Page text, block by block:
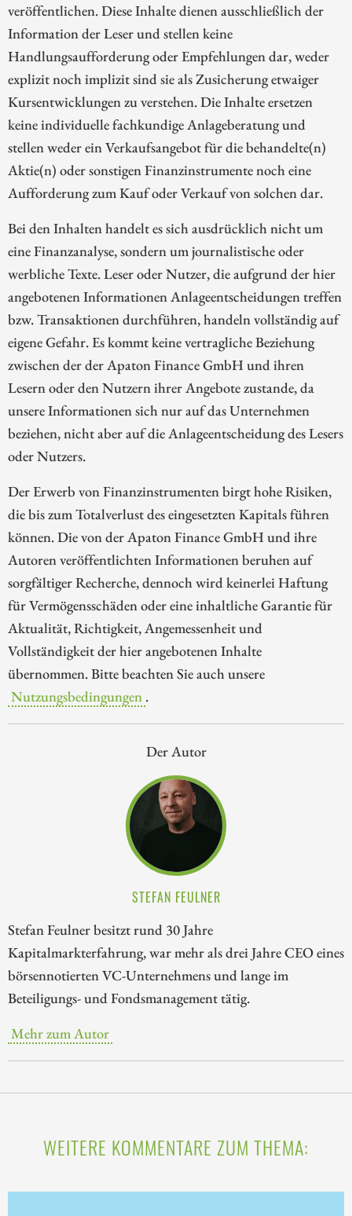
veröffentlichen. Diese Inhalte dienen ausschließlich der
Information der Leser und stellen keine
Handlungsaufforderung oder Empfehlungen dar, weder
explizit noch implizit sind sie als Zusicherung etwaiger
Kursentwicklungen zu verstehen. Die Inhalte ersetzen
keine individuelle fachkundige Anlageberatung und
stellen weder ein Verkaufsangebot für die behandelte(n)
Aktie(n) oder sonstigen Finanzinstrumente noch eine
Aufforderung zum Kauf oder Verkauf von solchen dar.
Bei den Inhalten handelt es sich ausdrücklich nicht um
eine Finanzanalyse, sondern um journalistische oder
werbliche Texte. Leser oder Nutzer, die aufgrund der hier
angebotenen Informationen Anlageentscheidungen treffen
bzw. Transaktionen durchführen, handeln vollständig auf
eigene Gefahr. Es kommt keine vertragliche Beziehung
zwischen der der Apaton Finance GmbH und ihren
Lesern oder den Nutzern ihrer Angebote zustande, da
unsere Informationen sich nur auf das Unternehmen
beziehen, nicht aber auf die Anlageentscheidung des Lesers
oder Nutzers.
Der Erwerb von Finanzinstrumenten birgt hohe Risiken,
die bis zum Totalverlust des eingesetzten Kapitals führen
können. Die von der Apaton Finance GmbH und ihre
Autoren veröffentlichten Informationen beruhen auf
sorgfältiger Recherche, dennoch wird keinerlei Haftung
für Vermögensschäden oder eine inhaltliche Garantie für
Aktualität, Richtigkeit, Angemessenheit und
Vollständigkeit der hier angebotenen Inhalte
übernommen. Bitte beachten Sie auch unsere
Nutzungsbedingungen .
Der Autor
STEFAN FEULNER
Stefan Feulner besitzt rund 30 Jahre
Kapitalmarkterfahrung, war mehr als drei Jahre CEO eines
börsennotierten VC-Unternehmens und lange im
Beteiligungs- und Fondsmanagement tätig.
Mehr zum Autor
WEITERE KOMMENTARE ZUM THEMA: